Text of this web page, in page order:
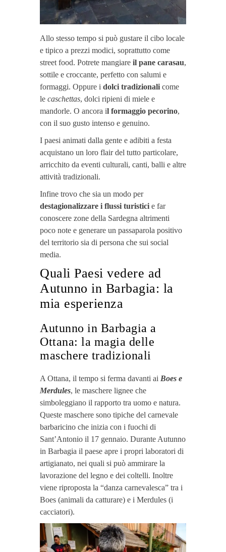
Allo stesso tempo si può gustare il cibo locale
e tipico a prezzi modici, soprattutto come
street food. Potrete mangiare il pane carasau,
sottile e croccante, perfetto con salumi e
formaggi. Oppure i dolci tradizionali come
le caschettas, dolci ripieni di miele e
mandorle. O ancora il formaggio pecorino,
con il suo gusto intenso e genuino.
I paesi animati dalla gente e adibiti a festa
acquistano un loro flair del tutto particolare,
arricchito da eventi culturali, canti, balli e altre
attività tradizionali.
Infine trovo che sia un modo per
destagionalizzare i flussi turistici e far
conoscere zone della Sardegna altrimenti
poco note e generare un passaparola positivo
del territorio sia di persona che sui social
media.
Quali Paesi vedere ad
Autunno in Barbagia: la
mia esperienza
Autunno in Barbagia a
Ottana: la magia delle
maschere tradizionali
A Ottana, il tempo si ferma davanti ai Boes e
Merdules, le maschere lignee che
simboleggiano il rapporto tra uomo e natura.
Queste maschere sono tipiche del carnevale
barbaricino che inizia con i fuochi di
Sant’Antonio il 17 gennaio. Durante Autunno
in Barbagia il paese apre i propri laboratori di
artigianato, nei quali si può ammirare la
lavorazione del legno e dei coltelli. Inoltre
viene riproposta la “danza carnevalesca” tra i
Boes (animali da catturare) e i Merdules (i
cacciatori).